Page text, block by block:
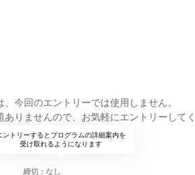
今回のエントリーでは使用しません。
りませんので、お気軽にエントリーしてく
ントリーするとプログラムの詳細案内を
受け取れるようになります
締切：なし